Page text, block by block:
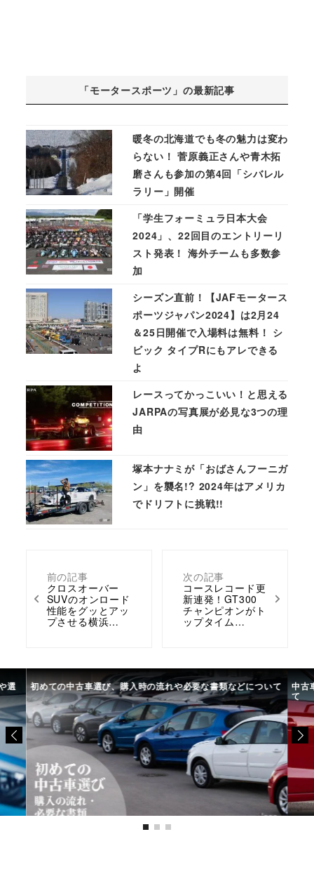
前の記事
クロスオーバー
SUVのオンロード
性能をグッとアッ
プさせる横浜…
次の記事
コースレコード更
新連発！GT300
チャンピオンがト
ップタイム…
「モータースポーツ」の最新記事
暖冬の北海道でも冬の魅力は変わ
らない！ 菅原義正さんや青木拓
磨さんも参加の第4回「シバレル
ラリー」開催
「学生フォーミュラ日本大会
2024」、22回目のエントリーリ
スト発表！ 海外チームも多数参
加
シーズン直前！【JAFモータース
ポーツジャパン2024】は2月24
＆25日開催で入場料は無料！ シ
ビック タイプRにもアレできる
よ
レースってかっこいい！と思える
JARPAの写真展が必見な3つの理
由
塚本ナナミが「おばさんフーニガ
ン」を襲名!? 2024年はアメリカ
でドリフトに挑戦!!
選 初めての中古車選び、購入時の流れや必要な書類などについて 中古
て